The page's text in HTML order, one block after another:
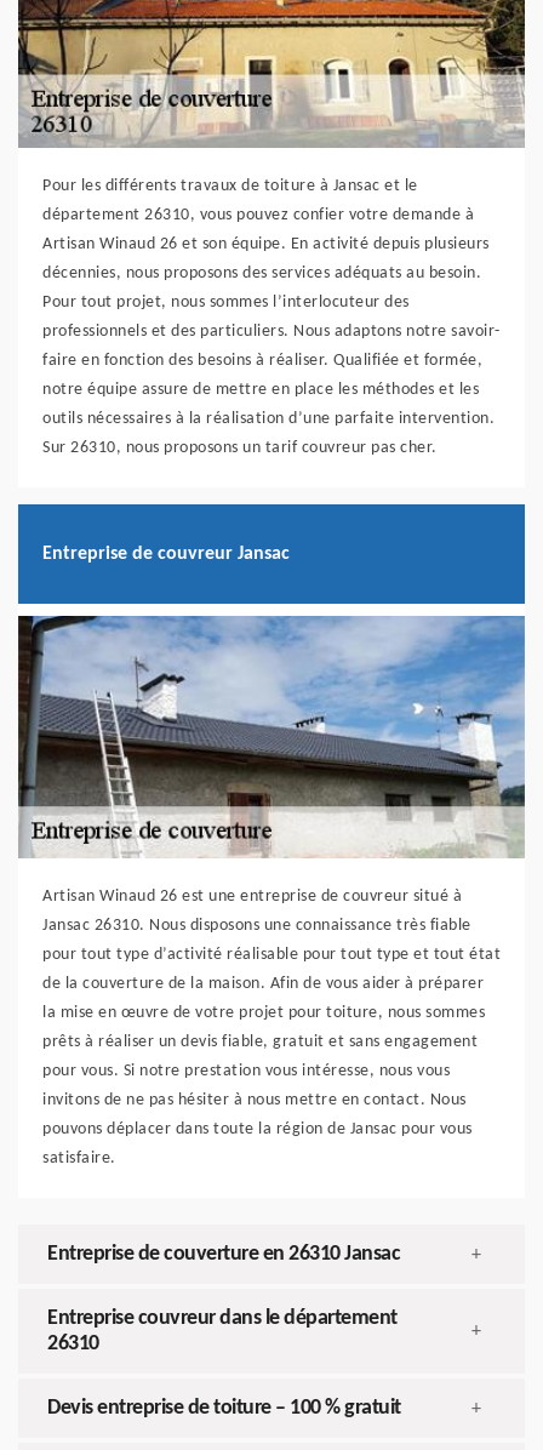
Pour les différents travaux de toiture à Jansac et le
département 26310, vous pouvez confier votre demande à
Artisan Winaud 26 et son équipe. En activité depuis plusieurs
décennies, nous proposons des services adéquats au besoin.
Pour tout projet, nous sommes l’interlocuteur des
professionnels et des particuliers. Nous adaptons notre savoir-
faire en fonction des besoins à réaliser. Qualifiée et formée,
notre équipe assure de mettre en place les méthodes et les
outils nécessaires à la réalisation d’une parfaite intervention.
Sur 26310, nous proposons un tarif couvreur pas cher.
Entreprise de couvreur Jansac
Artisan Winaud 26 est une entreprise de couvreur situé à
Jansac 26310. Nous disposons une connaissance très fiable
pour tout type d’activité réalisable pour tout type et tout état
de la couverture de la maison. Afin de vous aider à préparer
la mise en œuvre de votre projet pour toiture, nous sommes
prêts à réaliser un devis fiable, gratuit et sans engagement
pour vous. Si notre prestation vous intéresse, nous vous
invitons de ne pas hésiter à nous mettre en contact. Nous
pouvons déplacer dans toute la région de Jansac pour vous
satisfaire.
Entreprise de couverture en 26310 Jansac +
Entreprise couvreur dans le département
26310
+
Devis entreprise de toiture – 100 % gratuit +